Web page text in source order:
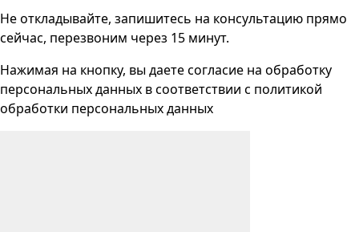
Не откладывайте, запишитесь на консультацию прямо
сейчас, перезвоним через 15 минут.
Нажимая на кнопку, вы даете согласие на обработку
персональных данных в соответствии с политикой
обработки персональных данных